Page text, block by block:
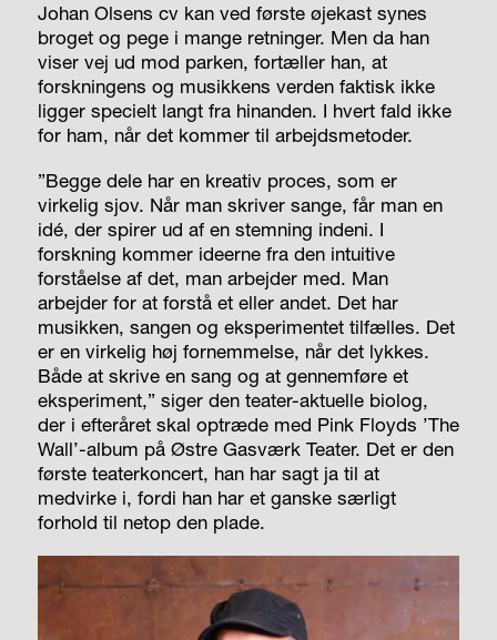
Johan Olsens cv kan ved første øjekast synes
broget og pege i mange retninger. Men da han
viser vej ud mod parken, fortæller han, at
forskningens og musikkens verden faktisk ikke
ligger specielt langt fra hinanden. I hvert fald ikke
for ham, når det kommer til arbejdsmetoder.
”Begge dele har en kreativ proces, som er
virkelig sjov. Når man skriver sange, får man en
idé, der spirer ud af en stemning indeni. I
forskning kommer ideerne fra den intuitive
forståelse af det, man arbejder med. Man
arbejder for at forstå et eller andet. Det har
musikken, sangen og eksperimentet tilfælles. Det
er en virkelig høj fornemmelse, når det lykkes.
Både at skrive en sang og at gennemføre et
eksperiment,” siger den teater-aktuelle biolog,
der i efteråret skal optræde med Pink Floyds ’The
Wall’-album på Østre Gasværk Teater. Det er den
første teaterkoncert, han har sagt ja til at
medvirke i, fordi han har et ganske særligt
forhold til netop den plade.